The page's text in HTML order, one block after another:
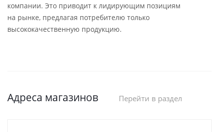
компании. Это приводит к лидирующим позициям
на рынке, предлагая потребителю только
высококачественную продукцию.
Адреса магазинов Перейти в раздел